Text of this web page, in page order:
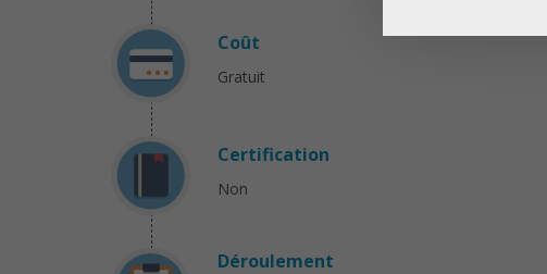
Coût
Gratuit
Certification
Non
Déroulement